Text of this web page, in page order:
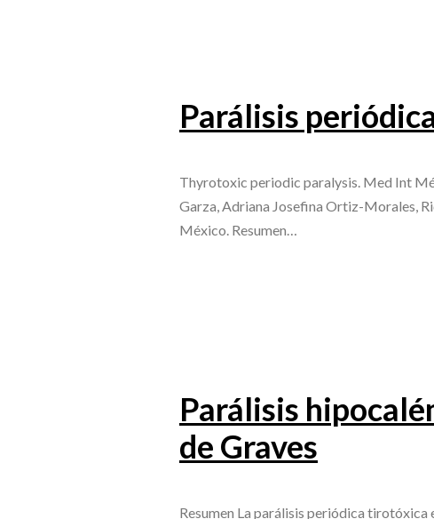
Parálisis
Thyrotoxic periodic paralysis. Med Int
Garza, Adriana Josefina Ortiz-Morales,
México. Resumen…
Parálisis
de Graves
Resumen La parálisis periódica